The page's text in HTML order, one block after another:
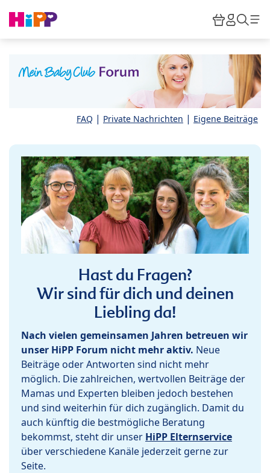
HiPP
FAQ | Private Nachrichten | Eigene Beiträge
Hast du Fragen?
Wir sind für dich und deinen
Liebling da!
Nach vielen gemeinsamen Jahren betreuen wir
unser HiPP Forum nicht mehr aktiv. Neue
Beiträge oder Antworten sind nicht mehr
möglich. Die zahlreichen, wertvollen Beiträge der
Mamas und Experten bleiben jedoch bestehen
und sind weiterhin für dich zugänglich. Damit du
auch künftig die bestmögliche Beratung
bekommst, steht dir unser HiPP Elternservice
über verschiedene Kanäle jederzeit gerne zur
Seite.